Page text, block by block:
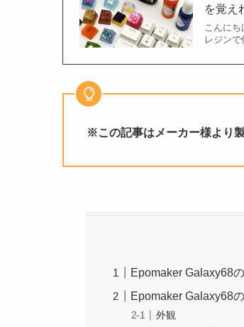
を覚え
こんに
レジン
※この記事はメーカー様より
Epomaker Galaxy68
Epomaker Galaxy68
外観